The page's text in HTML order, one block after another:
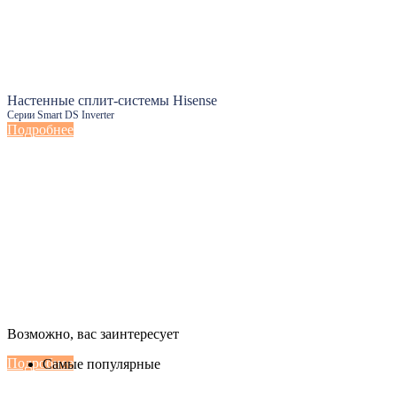
Настенные сплит-системы Hisense
Серии Smart DS Inverter
Подробнее
Настенные сплит-системы Haier
Подробнее
Возможно, вас заинтересует
Самые популярные